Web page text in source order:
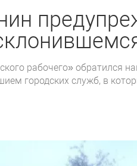
рабочего» обратился
городских служб, в